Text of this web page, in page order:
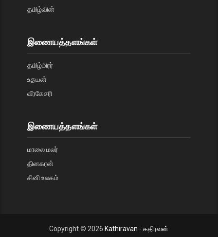
தமிழ்வின்
இணையத்தளங்கள்
தமிழ்மிரர்
உதயன்
வீரகேசரி
இணையத்தளங்கள்
மாலை மலர்
தினகரன்
சினி உலகம்
Copyright © 2026 Kathiravan - கதிரவன்